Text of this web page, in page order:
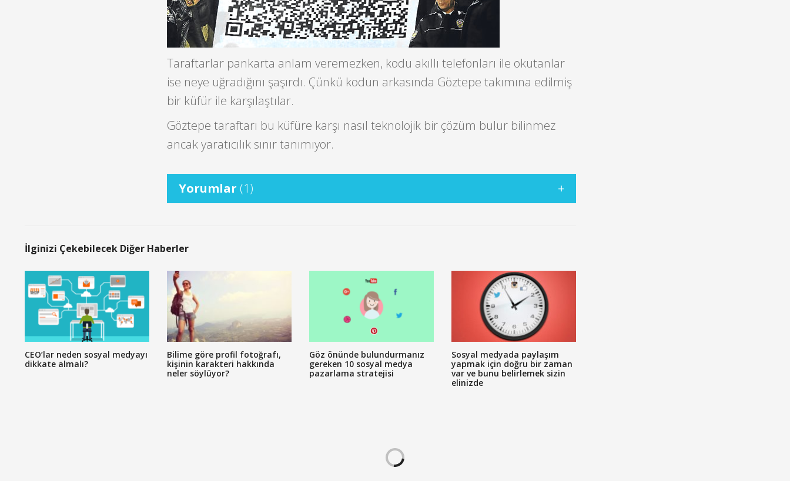
Taraftarlar pankarta anlam veremezken, kodu akıllı telefonları ile okutanlar
ise neye uğradığını şaşırdı. Çünkü kodun arkasında Göztepe takımına edilmiş
bir küfür ile karşılaştılar.
Göztepe taraftarı bu küfüre karşı nasıl teknolojik bir çözüm bulur bilinmez
ancak yaratıcılık sınır tanımıyor.
Yorumlar (1)
İlginizi Çekebilecek Diğer Haberler
CEO’lar neden sosyal medyayı
dikkate almalı?
Bilime göre profil fotoğrafı,
kişinin karakteri hakkında
neler söylüyor?
Göz önünde bulundurmanız
gereken 10 sosyal medya
pazarlama stratejisi
Sosyal medyada paylaşım
yapmak için doğru bir zaman
var ve bunu belirlemek sizin
elinizde